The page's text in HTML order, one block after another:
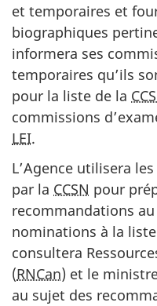
et temporaires et
biographiques
informera ses
temporaires qu’ils
pour la liste de la
commissions
LEI.
L’Agence utilisera
par la CCSN pour
recommandations
nominations à la
consultera
(RNCan) et le
au sujet des